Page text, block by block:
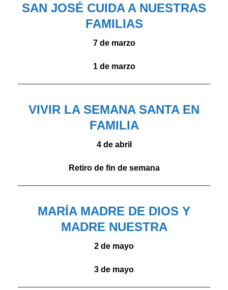
SAN JOSÉ CUIDA A NUESTRAS
FAMILIAS
7 de marzo
1 de marzo
VIVIR LA SEMANA SANTA EN
FAMILIA
4 de abril
Retiro de fin de semana
MARÍA MADRE DE DIOS Y
MADRE NUESTRA
2 de mayo
3 de mayo